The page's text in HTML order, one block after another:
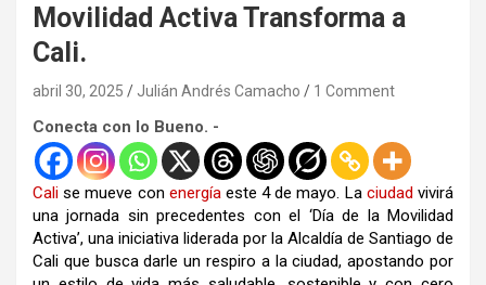
Movilidad Activa Transforma a
Cali.
abril 30, 2025 Julián Andrés Camacho 1 Comment
Conecta con lo Bueno. -
Cali se mueve con energíaeste 4 de mayo. La ciudad vivirá
una jornada sin precedentes con el ‘Día de la Movilidad
Activa’, una iniciativa liderada por la Alcaldía de Santiago de
Cali que busca darle un respiro a la ciudad, apostando por